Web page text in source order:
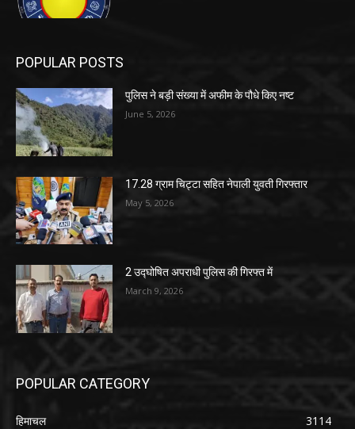
POPULAR POSTS
पुलिस ने बड़ी संख्या में अफीम के पौधे किए नष्ट
June 5, 2026
17.28 ग्राम चिट्टा सहित नेपाली युवती गिरफ्तार
May 5, 2026
2 उद्घोषित अपराधी पुलिस की गिरफ्त में
March 9, 2026
POPULAR CATEGORY
हिमाचल
3114